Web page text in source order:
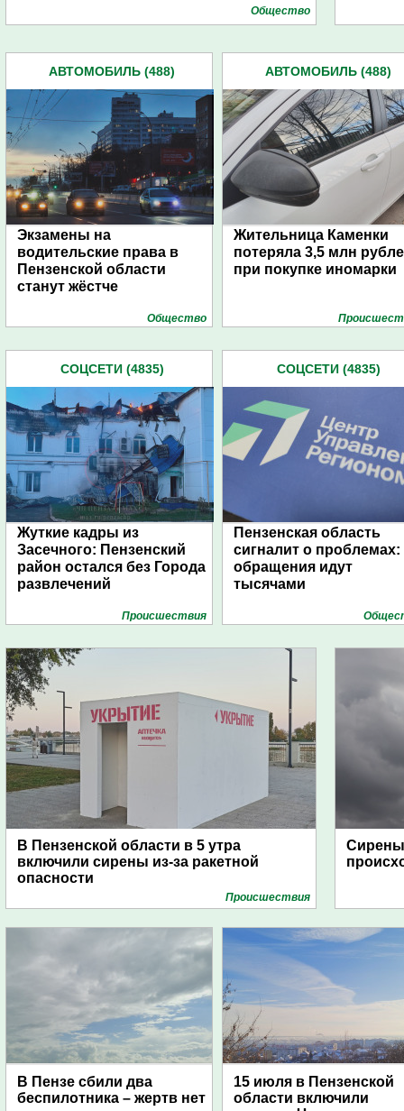
Общество
АВТОМОБИЛЬ (488)
Экзамены на
водительские права в
Пензенской области
станут жёстче
Общество
АВТОМОБИЛЬ (488)
Жительница Каменки
потеряла 3,5 млн
при покупке иномарки
СОЦСЕТИ (4835)
Жуткие кадры из
Засечного: Пензенский
район остался без Города
развлечений
Проиcшествия
СОЦСЕТИ (4835)
Пензенская область
сигналит о проблемах:
обращения идут
тысячами
В Пензенской области в 5 утра
включили сирены из-за ракетной
опасности
Проиcшествия
Сирены
В Пензе сбили два
беспилотника – жертв нет
15 июля в Пензенской
области включили